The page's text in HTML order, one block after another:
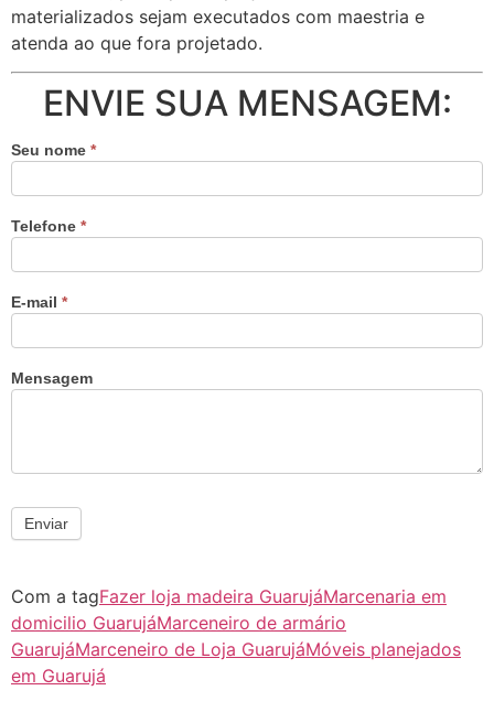
materializados sejam executados com maestria e
atenda ao que fora projetado.
ENVIE SUA MENSAGEM:
Seu nome *
Telefone *
E-mail *
Mensagem
Enviar
Com a tagFazer loja madeira GuarujáMarcenaria em
domicilio GuarujáMarceneiro de armário
GuarujáMarceneiro de Loja GuarujáMóveis planejados
em Guarujá